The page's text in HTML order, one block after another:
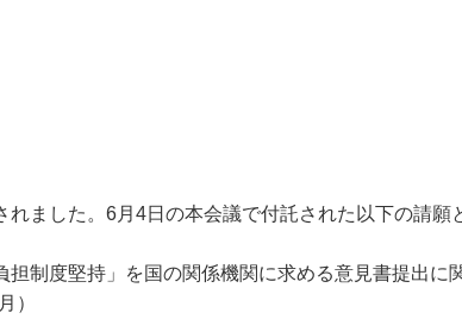
ました。6月4日の本会議で付託された以下の請願
制度堅持」を国の関係機関に求める意見書提出に
）